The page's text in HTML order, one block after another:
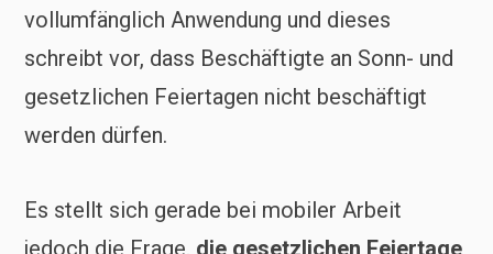
vollumfänglich Anwendung und dieses
schreibt vor, dass Beschäftigte an Sonn- und
gesetzlichen Feiertagen nicht beschäftigt
werden dürfen.
Es stellt sich gerade bei mobiler Arbeit
jedoch die Frage, die gesetzlichen Feiertage